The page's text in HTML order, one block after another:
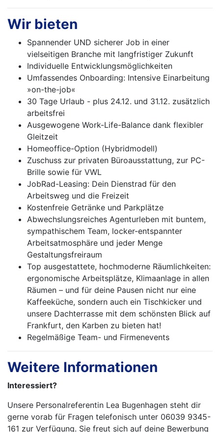
Wir bieten
Spannender UND sicherer Job in einer
vielseitigen Branche mit langfristiger Zukunft
Individuelle Entwicklungsmöglichkeiten
Umfassendes Onboarding: Intensive Einarbeitung
»on-the-job«
30 Tage Urlaub - plus 24.12. und 31.12. zusätzlich
arbeitsfrei
Ausgewogene Work-Life-Balance dank flexibler
Gleitzeit
Homeoffice-Option (Hybridmodell)
Zuschuss zur privaten Büroausstattung, zur PC-
Brille sowie für VWL
JobRad-Leasing: Dein Dienstrad für den
Arbeitsweg und die Freizeit
Kostenfreie Getränke und Parkplätze
Abwechslungsreiches Agenturleben mit buntem,
sympathischem Team, locker-entspannter
Arbeitsatmosphäre und jeder Menge
Gestaltungsfreiraum
Top ausgestattete, hochmoderne Räumlichkeiten:
ergonomische Arbeitsplätze, Klimaanlage in allen
Räumen – und für deine Pausen nicht nur eine
Kaffeeküche, sondern auch ein Tischkicker und
unsere Dachterrasse mit dem schönsten Blick auf
Frankfurt, den Karben zu bieten hat!
Regelmäßige Team- und Firmenevents
Weitere Informationen
Interessiert?
Unsere Personalreferentin Lea Bugenhagen steht dir
gerne vorab für Fragen telefonisch unter 06039 9345-
161 zur Verfügung. Sie freut sich auf deine Bewerbung